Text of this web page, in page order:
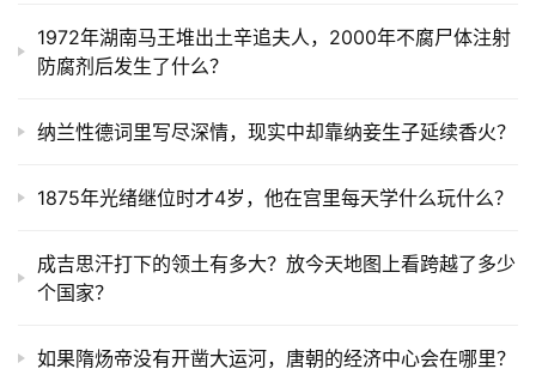
1972年湖南马王堆出土辛追夫人，2000年不腐尸体注射
防腐剂后发生了什么？
纳兰性德词里写尽深情，现实中却靠纳妾生子延续香火？
1875年光绪继位时才4岁，他在宫里每天学什么玩什么？
成吉思汗打下的领土有多大？放今天地图上看跨越了多少
个国家？
如果隋炀帝没有开凿大运河，唐朝的经济中心会在哪里？